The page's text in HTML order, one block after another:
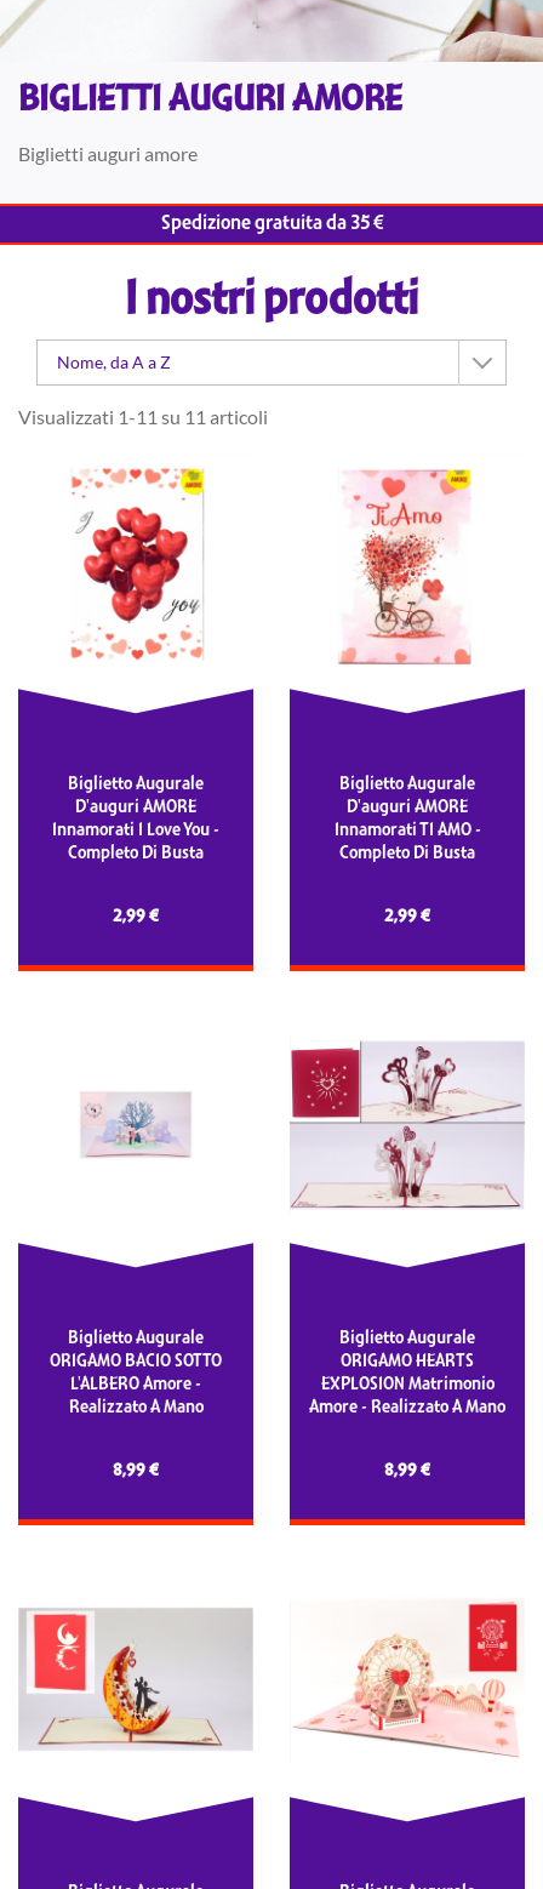
BIGLIETTI AUGURI AMORE
Biglietti auguri amore
Spedizione gratuita da 35 €
I nostri prodotti
Nome, da A a Z
Visualizzati 1-11 su 11 articoli
Biglietto Augurale
D'auguri AMORE
Innamorati I Love You -
Completo Di Busta
2,99 €
Biglietto Augurale
D'auguri AMORE
Innamorati TI AMO -
Completo Di Busta
2,99 €
Biglietto Augurale
ORIGAMO BACIO SOTTO
L'ALBERO Amore -
Realizzato A Mano
8,99 €
Biglietto Augurale
ORIGAMO HEARTS
EXPLOSION Matrimonio
Amore - Realizzato A Mano
8,99 €